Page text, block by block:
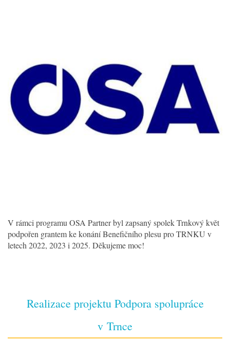
V rámci programu OSA Partner byl zapsaný spolek Trnkový květ
podpořen grantem ke konání Benefičního plesu pro TRNKU v
letech 2022, 2023 i 2025. Děkujeme moc!
Realizace projektu Podpora spolupráce
v Trnce